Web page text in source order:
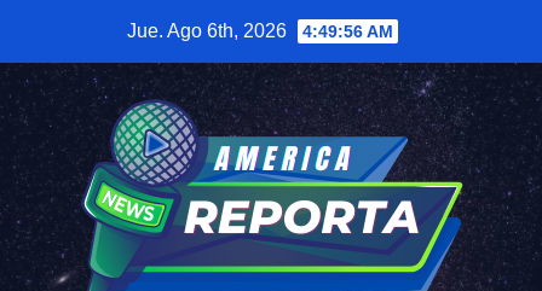
contenido
Jue. Ago 6th, 2026 4:49:57 AM